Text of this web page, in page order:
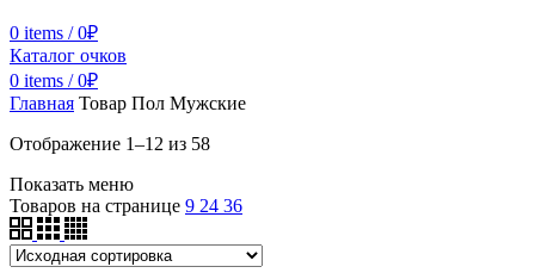
0 items / 0₽
Каталог очков
0 items / 0₽
Главная Товар Пол Мужские
Отображение 1–12 из 58
Показать меню
Товаров на странице 9 24 36